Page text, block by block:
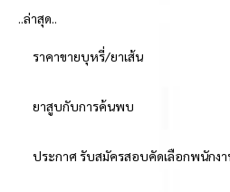
..ล่าสุด..
ราคาขายบุหรี่/ยาเส้น
ยาสูบกับการค้นพบ
ประกาศ รับสมัครสอบคัดเลือกพนักงา